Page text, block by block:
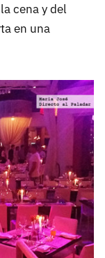
cena y del
en una